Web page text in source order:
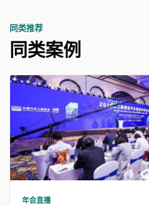
同类推荐
同类案例
年会直播